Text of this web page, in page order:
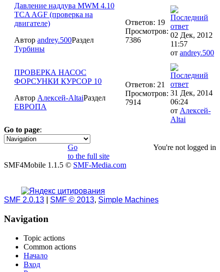
Давление наддува MWM 4.10
TCA AGF (проверка на
двигателе)
Автор andrey.500Раздел
Турбины
Ответов: 19
Просмотров:
7386
02 Дек, 2012
11:57
от andrey.500
ПРОВЕРКА НАСОС
ФОРСУНКИ КУРСОР 10
Автор Aлексей-AltaiРаздел
ЕВРОПА
Ответов: 21
Просмотров:
7914
31 Дек, 2014
06:24
от Aлексей-
Altai
Go to page:
1 2 »
You're not logged in
Go
to the full site
SMF4Mobile 1.1.5 © SMF-Media.com
SMF 2.0.13 SMF © 2013, Simple Machines
Navigation
Topic actions
Common actions
Начало
Вход